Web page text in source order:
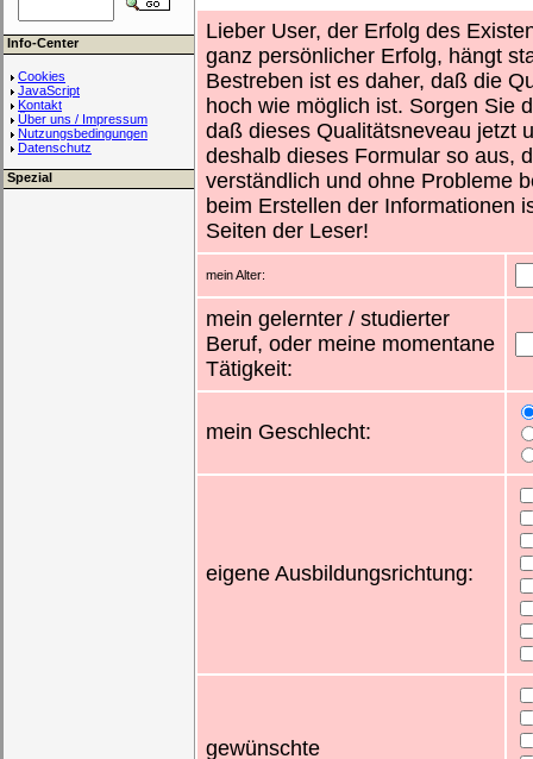
Info-Center
Cookies
JavaScript
Kontakt
Über uns / Impressum
Nutzungsbedingungen
Datenschutz
Spezial
Lieber User, der Erfolg des
ganz persönlicher Erfolg, hängt
Bestreben ist es daher, daß die
hoch wie möglich ist. Sorgen Sie
daß dieses Qualitätsneveau jetzt
deshalb dieses Formular so aus,
verständlich und ohne Probleme
beim Erstellen der Informationen
Seiten der Leser!
mein Alter:
mein gelernter / studierter
Beruf, oder meine momentane
Tätigkeit:
mein Geschlecht:
eigene Ausbildungsrichtung:
gewünschte